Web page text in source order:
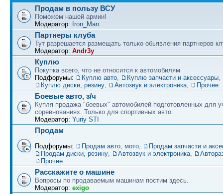
Продам в пользу ВСУ
Поможем нашей армии!
Модератор: Iron_Man
Партнеры клуба
Тут разрешается размещать только обьявления партнеров
Модератор: Andr3y
Куплю
Покупка всего, что не относится к автомобилям
Подфорумы:
Куплю авто, Куплю запчасти и аксессуары,
Куплю диски, резину, Автозвук и электроника, Прочее
Боевые авто, з/ч
Купля продажа "боевых" автомобилей подготовленных для
соревнованиях. Только для спортивных авто.
Модератор: Yuriy STI
Продам
Подфорумы: Продам авто, мото,
Продам запчасти и
Продам диски, резину, Автозвук и электроника,
Прочее
Расскажите о машине
Вопросы по продаваемым машинам постим здесь.
Модератор: exigo